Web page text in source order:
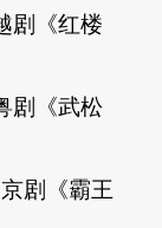
红楼
武松
《霸王